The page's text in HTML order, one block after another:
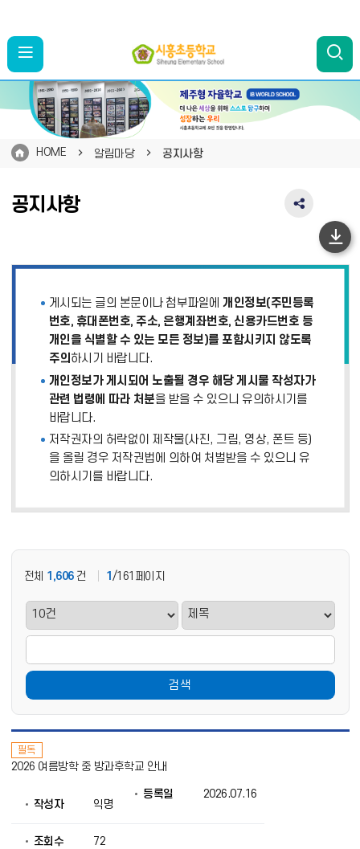
HOME 알림마당 공지사항
공지사항
SNS
역
치
기
게시되는 글의 본문이나 첨부파일에 개인정보(주민등록
번호, 휴대폰번호, 주소, 은행계좌번호, 신용카드번호 등
개인을 식별할 수 있는 모든 정보)를 포함시키지 않도록
주의 하시기 바랍니다.
개인정보가 게시되어 노출될 경우 해당 게시물 작성자가
관련 법령에 따라 처분을 받을 수 있으니 유의하시기를
바랍니다.
저작권자의 허락없이 제작물(사진, 그림, 영상, 폰트 등)
을 올릴 경우 저작권법에 의하여 처벌받을 수 있으니 유
의하시기를 바랍니다.
전체 1,606 건 1 /161페이지
검색
지
사
필독
2026 여름방학 중 방과후학교 안내
작성자 익명
등록일 2026.07.16
조회수 72
하
단